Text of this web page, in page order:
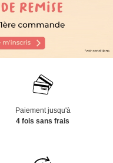
Paiement jusqu'à
4 fois sans frais